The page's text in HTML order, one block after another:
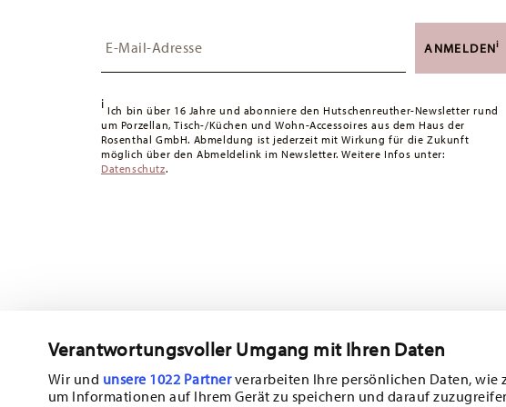
Verantwortungsvoller Umgang mit Ihren Daten
Wir und unsere 1022 Partnerverarbeiten Ihre persönlichen Daten, wie
um Informationen auf Ihrem Gerät zu speichern und darauf
Schweiz:Lieferungen in die Schweiz sind ab 49,90 CHF
Lieferzeit innerhalb Deutschlands:3-5 Werktage für vorrätige Artikel.
andere Länderhier einsehen.
Retouren:Für Retouren nutzen Sie bitte unserenRetourenservice
ANMELDENi
i Ich bin über 16 Jahre und abonniere den Hutschenreuther-Newsletter rund
um Porzellan, Tisch-/Küchen und Wohn-Accessoires aus dem Haus der
Rosenthal GmbH. Abmeldung ist jederzeit mit Wirkung für die Zukunft
möglich über den Abmeldelink im Newsletter. Weitere Infos unter:
Datenschutz.
Abonnieren Sie unseren Newsletter und erhalten Sie einen Rabatt im Wert von
10%!